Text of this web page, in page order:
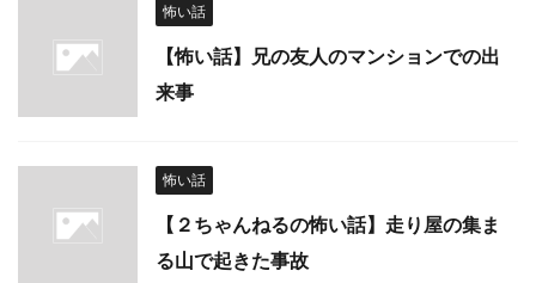
怖い話
【怖い話】兄の友人のマンションでの出
来事
怖い話
【２ちゃんねるの怖い話】走り屋の集ま
る山で起きた事故